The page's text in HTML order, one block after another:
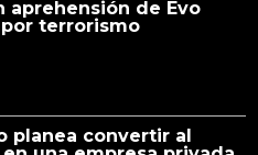
aprehensión de Evo
por terrorismo
planea convertir al